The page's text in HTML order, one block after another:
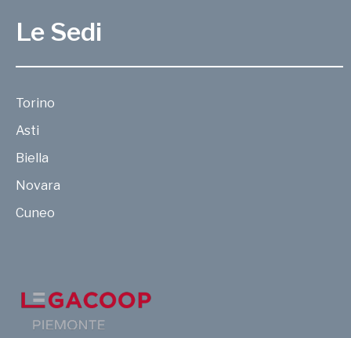
Le Sedi
Torino
Asti
Biella
Novara
Cuneo